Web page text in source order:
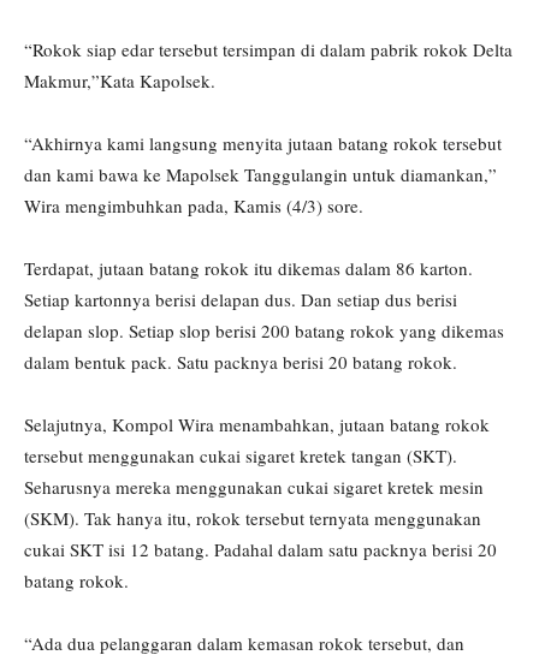
“Rokok siap edar tersebut tersimpan di dalam pabrik rokok Delta
Makmur,”Kata Kapolsek.
“Akhirnya kami langsung menyita jutaan batang rokok tersebut
dan kami bawa ke Mapolsek Tanggulangin untuk diamankan,”
Wira mengimbuhkan pada, Kamis (4/3) sore.
Terdapat, jutaan batang rokok itu dikemas dalam 86 karton.
Setiap kartonnya berisi delapan dus. Dan setiap dus berisi
delapan slop. Setiap slop berisi 200 batang rokok yang dikemas
dalam bentuk pack. Satu packnya berisi 20 batang rokok.
Selajutnya, Kompol Wira menambahkan, jutaan batang rokok
tersebut menggunakan cukai sigaret kretek tangan (SKT).
Seharusnya mereka menggunakan cukai sigaret kretek mesin
(SKM). Tak hanya itu, rokok tersebut ternyata menggunakan
cukai SKT isi 12 batang. Padahal dalam satu packnya berisi 20
batang rokok.
“Ada dua pelanggaran dalam kemasan rokok tersebut, dan